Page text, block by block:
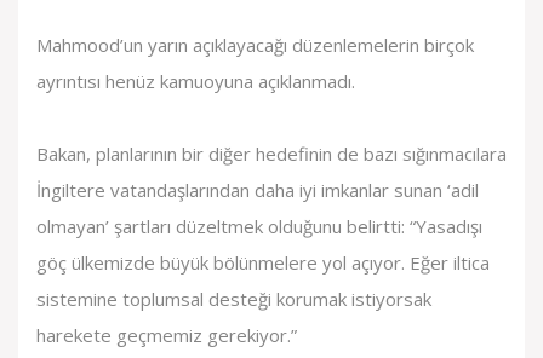
Mahmood’un yarın açıklayacağı düzenlemelerin birçok
ayrıntısı henüz kamuoyuna açıklanmadı.
Bakan, planlarının bir diğer hedefinin de bazı sığınmacılara
İngiltere vatandaşlarından daha iyi imkanlar sunan ‘adil
olmayan’ şartları düzeltmek olduğunu belirtti: “Yasadışı
göç ülkemizde büyük bölünmelere yol açıyor. Eğer iltica
sistemine toplumsal desteği korumak istiyorsak
harekete geçmemiz gerekiyor.”